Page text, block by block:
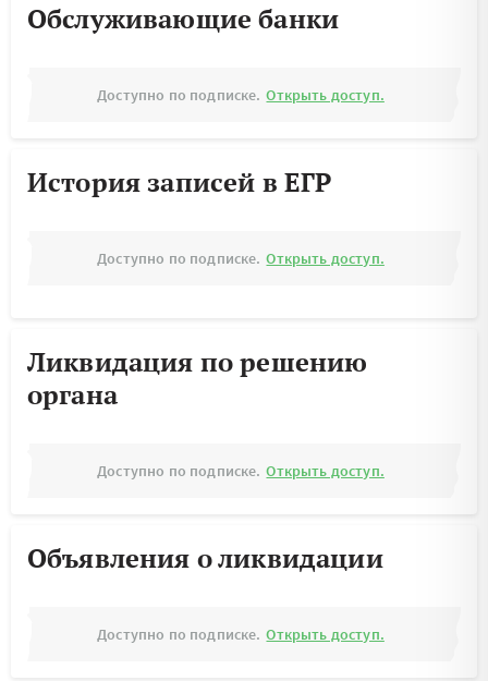
Обслуживающие банки
Доступно по подписке. Открыть доступ.
История записей в ЕГР
Доступно по подписке. Открыть доступ.
Ликвидация по решению
органа
Доступно по подписке. Открыть доступ.
Объявления о ликвидации
Доступно по подписке. Открыть доступ.